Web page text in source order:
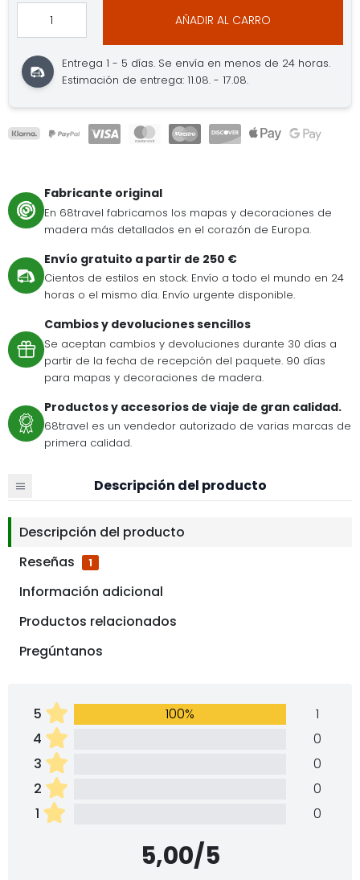
AÑADIR AL CARRO
Entrega 1 - 5 días. Se envía en menos de 24 horas.
Estimación de entrega: 11.08. - 17.08.
Fabricante original
En 68travel fabricamos los mapas y decoraciones de
madera más detallados en el corazón de Europa.
Envío gratuito a partir de 250 €
Cientos de estilos en stock. Envío a todo el mundo en 24
horas o el mismo día. Envío urgente disponible.
Cambios y devoluciones sencillos
Se aceptan cambios y devoluciones durante 30 días a
partir de la fecha de recepción del paquete. 90 días
para mapas y decoraciones de madera.
Productos y accesorios de viaje de gran calidad.
68travel es un vendedor autorizado de varias marcas de
primera calidad.
Descripción del producto
Descripción del producto
Reseñas
1
Información adicional
Productos relacionados
Pregúntanos
5 100%
1
4
0
3
0
2
0
1
0
5,00/5